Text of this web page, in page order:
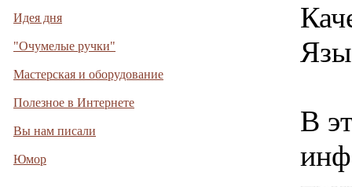
Идея дня
"Очумелые ручки"
Мастерская и оборудование
Полезное в Интернете
Вы нам писали
Юмор
В